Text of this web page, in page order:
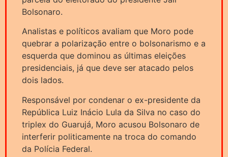
Bolsonaro.
Analistas e políticos avaliam que Moro pode
quebrar a polarização entre o bolsonarismo e a
esquerda que dominou as últimas eleições
presidenciais, já que deve ser atacado pelos
dois lados.
Responsável por condenar o ex-presidente da
República Luiz Inácio Lula da Silva no caso do
triplex do Guarujá, Moro acusou Bolsonaro de
interferir politicamente na troca do comando
da Polícia Federal.